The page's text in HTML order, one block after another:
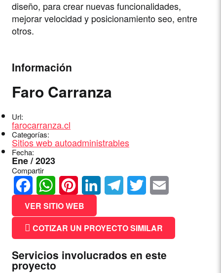
diseño, para crear nuevas funcionalidades,
mejorar velocidad y posicionamiento seo, entre
otros.
Información
Faro Carranza
Url:
farocarranza.cl
Categorías:
Sitios web autoadministrables
Fecha:
Ene / 2023
Compartir
FacebookWhatsApp
PinterestLinkedIn
VER SITIO WEB
COTIZAR UN PROYECTO SIMILAR
Servicios involucrados en este
proyecto